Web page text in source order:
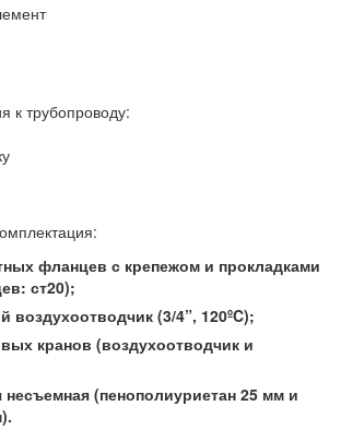
к трубопроводу:
фланцев с крепежом и прокладками
ст20);
воздухоотводчик (3/4”, 120ºC);
кранов (воздухоотводчик и
(пенополиуриетан 25 мм и